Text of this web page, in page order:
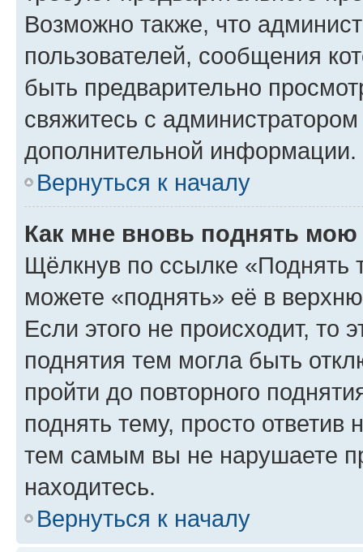
Возможно также, что
пользователей, сообщения
быть предварительно
свяжитесь с
дополнительной информации.
Вернуться к началу
Как мне вновь поднять мою
Щёлкнув по ссылке «Поднять
можете «поднять» её в
Если этого не происходит, то
поднятия тем могла быть
пройти до повторного
поднять тему, просто ответив
тем самым вы не нарушаете
находитесь.
Вернуться к началу